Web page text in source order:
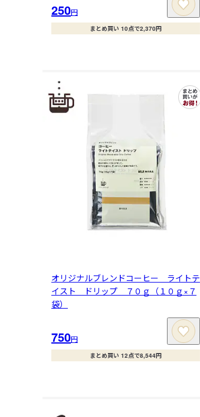
250円
まとめ買い 10点で2,370円
オリジナルブレンドコーヒー ライトテ
イスト ドリップ ７０ｇ（１０ｇ×７
袋）
750円
まとめ買い 12点で8,544円